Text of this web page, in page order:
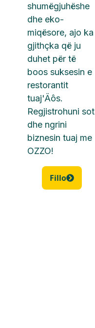
shumëgjuhëshe
dhe eko-
miqësore, ajo ka
gjithçka që ju
duhet për të
boos suksesin e
restorantit
tuaj'Äôs.
Regjistrohuni sot
dhe ngrini
biznesin tuaj me
OZZO!
Fillo